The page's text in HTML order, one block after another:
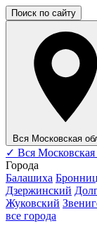
Поиск по сайту
Вся Московская
✓ Вся Московская
Города
Балашиха
Дзержинский
Жуковский
все города